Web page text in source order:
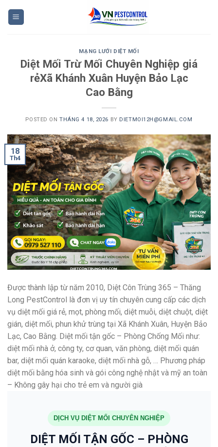
MẠNG LƯỚI DIỆT MỐI
Diệt Mối Trừ Mối Chuyên Nghiệp giá
rẻXã Khánh Xuân Huyện Bảo Lạc
Cao Bằng
POSTED ONTHÁNG 4 18, 2026 BY DIETMOI12H@GMAIL.COM
18
Th4
Được thành lập từ năm 2010, Diệt Côn Trùng 365 – Thăng
Long PestControl là đơn vị uy tín chuyên cung cấp các dịch
vụ diệt mối giá rẻ, mọt, phòng mối, diệt muỗi, diệt chuột, diệt
gián, diệt mối, phun khử trùng tại Xã Khánh Xuân, Huyện Bảo
Lạc, Cao Bằng. Diệt mối tận gốc – Phòng Chống Mối như:
diệt mối nhà ở, công ty, cơ quan, văn phòng, diệt mối quán
bar, diệt mối quán karaoke, diệt mối nhà gỗ, … Phương pháp
diệt mối bằng hóa sinh và gói công nghệ nhật và mỹ an toàn
– Không gây hại cho trẻ em và người già
DỊCH VỤ DIỆT MỐI CHUYÊN NGHIỆP
DIỆT MỐI TẬN GỐC – PHÒNG